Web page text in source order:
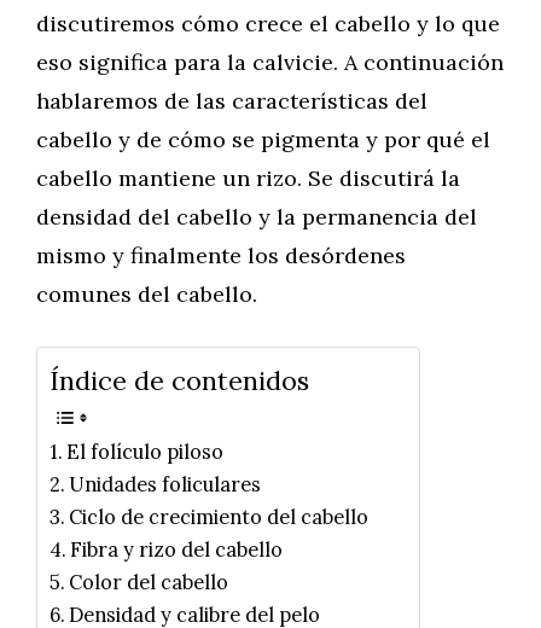
discutiremos cómo crece el cabello y lo que
eso significa para la calvicie. A continuación
hablaremos de las características del
cabello y de cómo se pigmenta y por qué el
cabello mantiene un rizo. Se discutirá la
densidad del cabello y la permanencia del
mismo y finalmente los desórdenes
comunes del cabello.
Índice de contenidos
El folículo piloso
Unidades foliculares
Ciclo de crecimiento del cabello
Fibra y rizo del cabello
Color del cabello
Densidad y calibre del pelo